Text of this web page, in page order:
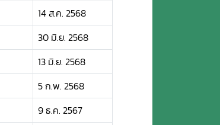
14 ส.ค. 2568
30 มิ.ย. 2568
13 มิ.ย. 2568
5 ก.พ. 2568
9 ธ.ค. 2567